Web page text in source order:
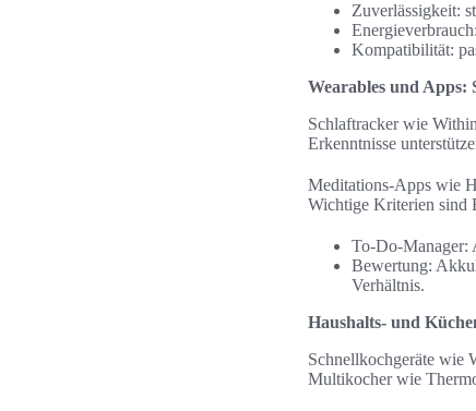
Zuverlässigkeit:
Kompatibilität:
Wearables und Apps:
Schlaftracker wie
Erkenntnisse
Meditations-Apps wie
Wichtige Kriterien sind
To‑Do-Manager:
Bewertung:
Verhältnis.
Haushalts- und
Schnellkochgeräte wie
Multikocher wie